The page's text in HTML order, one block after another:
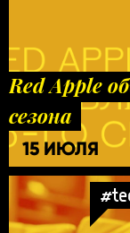
Red Apple
сезона
15 ИЮЛЯ